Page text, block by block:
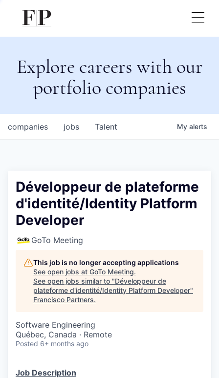
Explore careers with our
portfolio companies
jobs
companies Talent My alerts
Développeur de plateforme
d'identité/Identity Platform
Developer
GoTo Meeting
This job is no longer accepting applications
See open jobs at GoTo Meeting.
See open jobs similar to "Développeur de
plateforme d'identité/Identity Platform Developer"
Francisco Partners.
Software Engineering
Québec, Canada · Remote
Posted 6+ months ago
Job Description